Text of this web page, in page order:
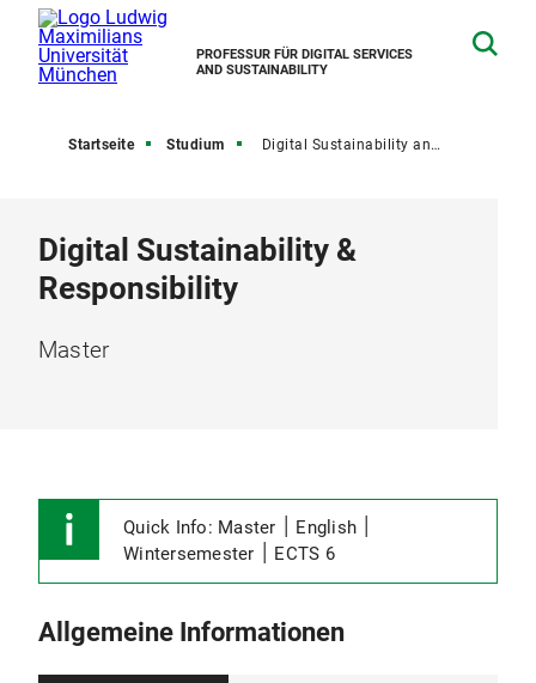
PROFESSUR FÜR DIGITAL SERVICES
AND SUSTAINABILITY
Startseite Studium Digital Sustainability and Responsibility
Digital Sustainability &
Responsibility
Master
Quick Info: Master ׀ English ׀
Wintersemester ׀ ECTS 6
Allgemeine Informationen